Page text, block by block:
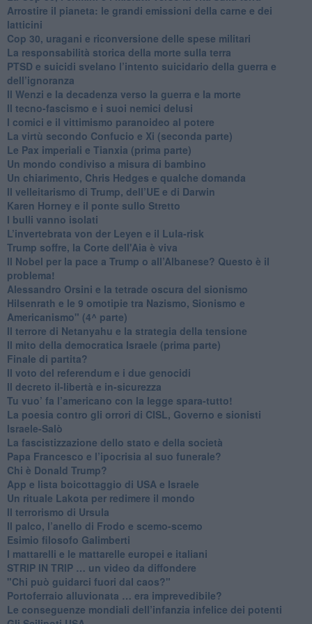
Arrostire il pianeta: le grandi emissioni della carne e dei
latticini
​Cop 30, uragani e riconversione delle spese militari
La responsabilità storica della morte sulla terra
PTSD e suicidi svelano l’intento suicidario della guerra e
dell’ignoranza
Il Wenzi e la decadenza verso la guerra e la morte
​Il tecno-fascismo e i suoi nemici delusi
​I comici e il vittimismo paranoideo al potere
​La virtù secondo Confucio e Xi (seconda parte)
Le Pax imperiali e Tianxia (prima parte)
Un mondo condiviso a misura di bambino
​Un chiarimento, Chris Hedges e qualche domanda
Il velleitarismo di Trump, dell’UE e di Darwin
​Karen Horney e il ponte sullo Stretto
​I bulli vanno isolati
L’invertebrata von der Leyen e il Lula-risk
Trump soffre, la Corte dell'Aia è viva
​Il Nobel per la pace a Trump o all’Albanese? Questo è il
problema!
​Alessandro Orsini e la tetrade oscura del sionismo
​Hilsenrath e le 9 omotipie tra Nazismo, Sionismo e
Americanismo" (4^ parte)
​Il terrore di Netanyahu e la strategia della tensione
Il mito della democratica Israele (prima parte)
​Finale di partita?
​Il voto del referendum e i due genocidi
Il decreto il-libertà e in-sicurezza
Tu vuo’ fa l’americano con la legge spara-tutto!
La poesia contro gli orrori di CISL, Governo e sionisti
Israele-Salò
​La fascistizzazione dello stato e della società
Papa Francesco e l’ipocrisia al suo funerale?
​Chi è Donald Trump?
App e lista boicottaggio di USA e Israele
​Un rituale Lakota per redimere il mondo
Il terrorismo di Ursula
​Il palco, l’anello di Frodo e scemo-scemo
Esimio filosofo Galimberti
​I mattarelli e le mattarelle europei e italiani
​STRIP IN TRIP … un video da diffondere
"Chi può guidarci fuori dal caos?"
​Portoferraio alluvionata … era imprevedibile?
Le conseguenze mondiali dell’infanzia infelice dei potenti